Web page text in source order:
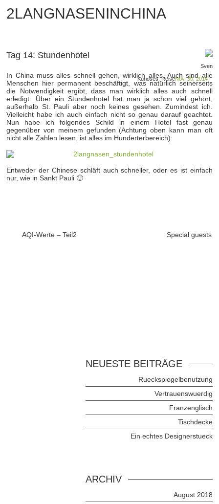
2LANGNASENINCHINA
Tag 14: Stundenhotel
Sven
Nov. 30, 2014
Kurioses,Reise
In China muss alles schnell gehen, wirklich alles. Auch sind alle
Menschen hier permanent beschäftigt, was natürlich seinerseits
die Notwendigkeit ergibt, dass man wirklich alles auch schnell
erledigt. Über ein Stundenhotel hat man ja schon viel gehört,
außerhalb St. Pauli aber noch keines gesehen. Zumindest ich.
Vielleicht habe ich auch einfach nicht so genau darauf geachtet.
Nun habe ich folgendes Schild in einem Hotel fast genau
gegenüber von meinem gefunden (Achtung oben kann man oft
nicht alle Zahlen lesen, ist alles im Hunderterbereich):
Entweder der Chinese schläft auch schneller, oder es ist einfach
nur, wie in Sankt Pauli 🙂
AQI-Werte – Teil2 Special guests
NEUESTE BEITRÄGE
Rueckspiegelbenutzung
Vertrauenswuerdig
Franzenglisch
Tischdecke
Ein echtes Designerstueck
ARCHIV
August 2018